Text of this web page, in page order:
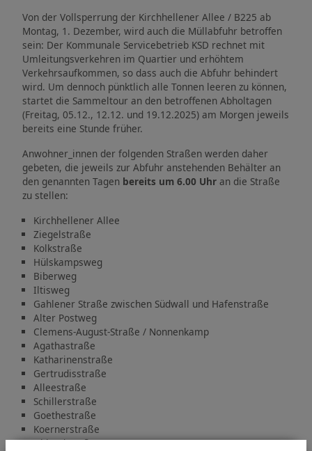
Von der Vollsperrung der Kirchhellener Allee / B225 ab
Montag, 1. Dezember, wird auch die Müllabfuhr betroffen
sein: Der Kommunale Servicebetrieb KSD rechnet mit
Umleitungsverkehren im Quartier und erhöhtem
Verkehrsaufkommen, so dass auch die Abfuhr behindert
wird. Um dennoch pünktlich alle Tonnen leeren zu können,
startet die Sammeltour an den betroffenen Abholtagen
(Freitag, 05.12., 12.12. und 19.12.2025) am Morgen jeweils
bereits eine Stunde früher.
Anwohner_innen der folgenden Straßen werden daher
gebeten, die jeweils zur Abfuhr anstehenden Behälter an
den genannten Tagen bereits um 6.00 Uhr an die Straße
zu stellen:
Kirchhellener Allee
Ziegelstraße
Kolkstraße
Hülskampsweg
Biberweg
Iltisweg
Gahlener Straße zwischen Südwall und Hafenstraße
Alter Postweg
Clemens-August-Straße / Nonnenkamp
Agathastraße
Katharinenstraße
Gertrudisstraße
Alleestraße
Schillerstraße
Goethestraße
Koernerstraße
Uhlandstraße